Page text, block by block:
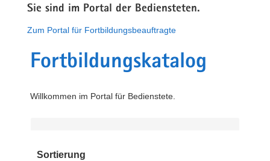
Sie sind im Portal der Bediensteten.
Zum Portal für Fortbildungsbeauftragte
Fortbildungskatalog
Willkommen im Portal für Bedienstete.
Sortierung